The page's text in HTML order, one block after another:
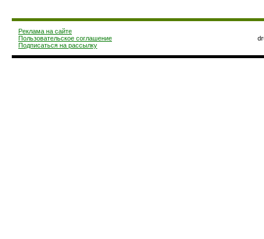
Реклама на сайте
Пользовательское соглашение
Подписаться на рассылку